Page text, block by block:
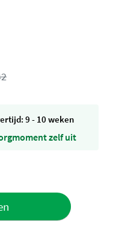
9 - 10 weken
zelf uit